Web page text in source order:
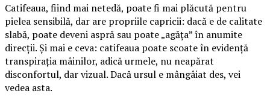
Catifeaua, fiind mai netedă, poate fi mai plăcută pentru
pielea sensibilă, dar are propriile capricii: dacă e de calitate
slabă, poate deveni aspră sau poate „agăța” în anumite
direcții. Și mai e ceva: catifeaua poate scoate în evidență
transpirația mâinilor, adică urmele, nu neapărat
disconfortul, dar vizual. Dacă ursul e mângâiat des, vei
vedea asta.